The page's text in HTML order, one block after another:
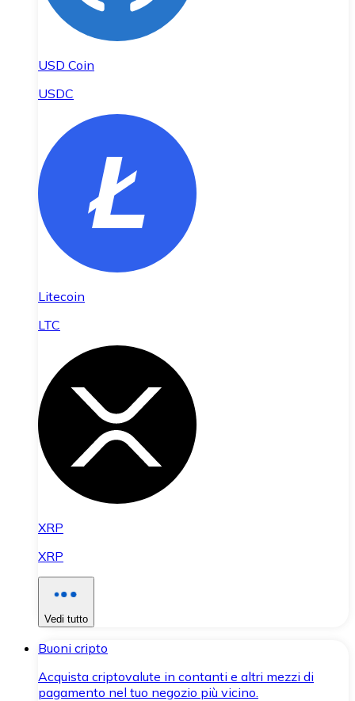
USD Coin
USDC
Litecoin
LTC
XRP
XRP
Vedi tutto
Buoni cripto
Acquista criptovalute in contanti e altri mezzi di
pagamento nel tuo negozio più vicino.